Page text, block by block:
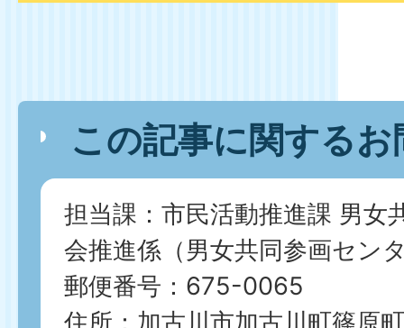
この記事に関する
担当課：市民活動推進課 男女
会推進係（男女共同参画セン
郵便番号：675-0065